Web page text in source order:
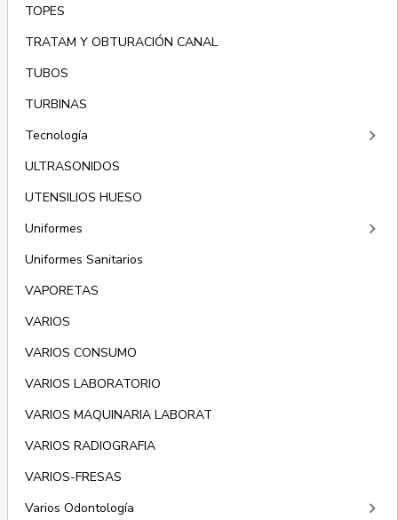
TOPES
TRATAM Y OBTURACIÓN CANAL
TUBOS
TURBINAS
Tecnología
keyboard_arrow_right
ULTRASONIDOS
UTENSILIOS HUESO
Uniformes
keyboard_arrow_right
Uniformes Sanitarios
VAPORETAS
VARIOS
VARIOS CONSUMO
VARIOS LABORATORIO
VARIOS MAQUINARIA LABORAT
VARIOS RADIOGRAFIA
VARIOS-FRESAS
Varios Odontología
keyboard_arrow_right